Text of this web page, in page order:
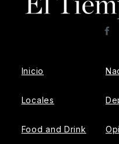
Inicio
Locales
Food and Drink